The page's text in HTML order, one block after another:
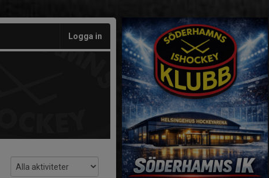
Logga in